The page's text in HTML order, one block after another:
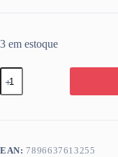
3 em estoque
TELEFONE
INTERFONE
INTELBRAS
EAN: 7896637613255